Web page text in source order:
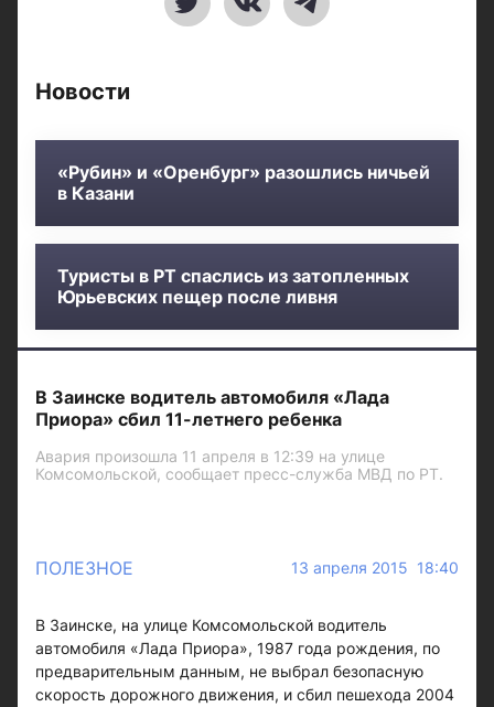
Новости
«Рубин» и «Оренбург» разошлись ничьей
в Казани
Туристы в РТ спаслись из затопленных
Юрьевских пещер после ливня
В Заинске водитель автомобиля «Лада
Приора» сбил 11-летнего ребенка
Авария произошла 11 апреля в 12:39 на улице
Комсомольской, сообщает пресс-служба МВД по РТ.
ПОЛЕЗНОЕ 13 апреля 2015 18:40
В Заинске, на улице Комсомольской водитель
автомобиля «Лада Приора», 1987 года рождения, по
предварительным данным, не выбрал безопасную
скорость дорожного движения, и сбил пешехода 2004